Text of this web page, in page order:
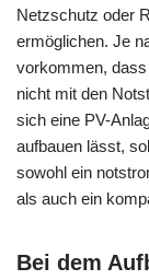
Netzschutz oder
ermöglichen. Je
vorkommen,
nicht mit den
sich eine PV-
aufbauen lässt,
sowohl ein
als auch ein
Bei dem